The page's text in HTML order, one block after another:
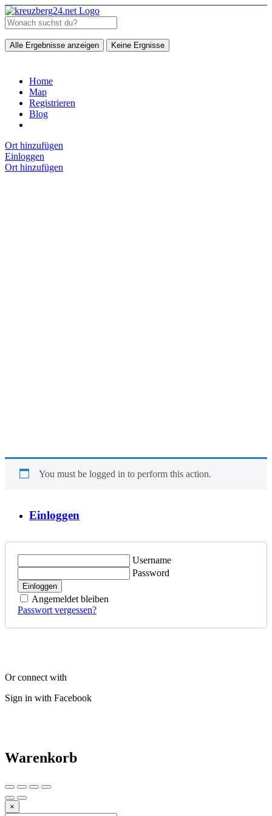
Alle Ergebnisse anzeigen Keine Ergnisse
Home
Map
Registrieren
Blog
Ort hinzufügen
Einloggen
Ort hinzufügen
You must be logged in to perform this action.
Einloggen
Username
Password
Einloggen
Angemeldet bleiben
Passwort vergessen?
Or connect with
Sign in with Facebook
Warenkorb
×